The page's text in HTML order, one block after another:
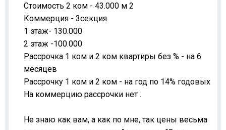
Стоимость 2 ком - 43.000 м 2
Коммерция - 3секция
1 этаж- 130.000
2 этаж -100.000
Рассрочка 1 ком и 2 ком квартиры без % - на 6
месяцев
Рассрочку 1 ком и 2 ком - на год по 14% годовых
На коммерцию рассрочки нет .
Не знаю как вам, а как по мне, так цены весьма